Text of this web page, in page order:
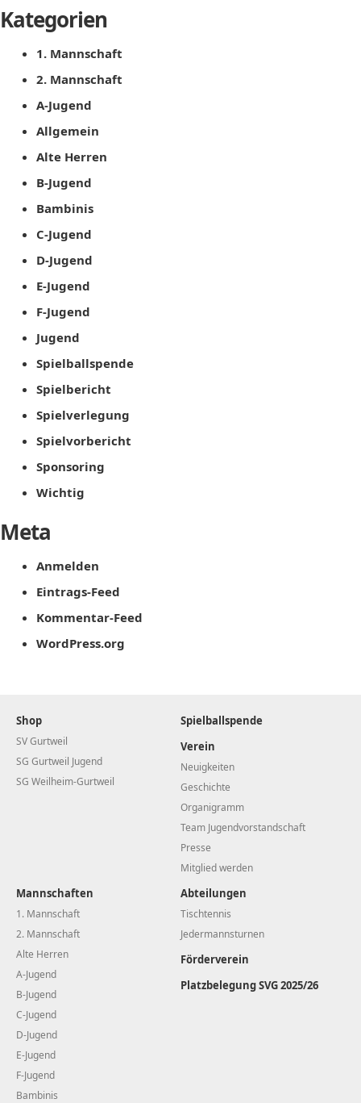
Kategorien
1. Mannschaft
2. Mannschaft
A-Jugend
Allgemein
Alte Herren
B-Jugend
Bambinis
C-Jugend
D-Jugend
E-Jugend
F-Jugend
Jugend
Spielballspende
Spielbericht
Spielverlegung
Spielvorbericht
Sponsoring
Wichtig
Meta
Anmelden
Eintrags-Feed
Kommentar-Feed
WordPress.org
Shop
SV Gurtweil
SG Gurtweil Jugend
SG Weilheim-Gurtweil
Spielballspende
Verein
Neuigkeiten
Geschichte
Organigramm
Team Jugendvorstandschaft
Presse
Mitglied werden
Mannschaften
1. Mannschaft
2. Mannschaft
Alte Herren
A-Jugend
B-Jugend
C-Jugend
D-Jugend
E-Jugend
F-Jugend
Bambinis
Abteilungen
Tischtennis
Jedermannsturnen
Förderverein
Platzbelegung SVG 2025/26